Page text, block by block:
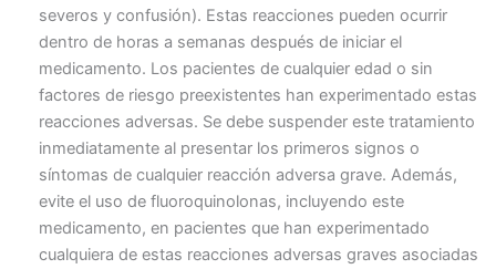
severos y confusión). Estas reacciones pueden ocurrir
dentro de horas a semanas después de iniciar el
medicamento. Los pacientes de cualquier edad o sin
factores de riesgo preexistentes han experimentado estas
reacciones adversas. Se debe suspender este tratamiento
inmediatamente al presentar los primeros signos o
síntomas de cualquier reacción adversa grave. Además,
evite el uso de fluoroquinolonas, incluyendo este
medicamento, en pacientes que han experimentado
cualquiera de estas reacciones adversas graves asociadas